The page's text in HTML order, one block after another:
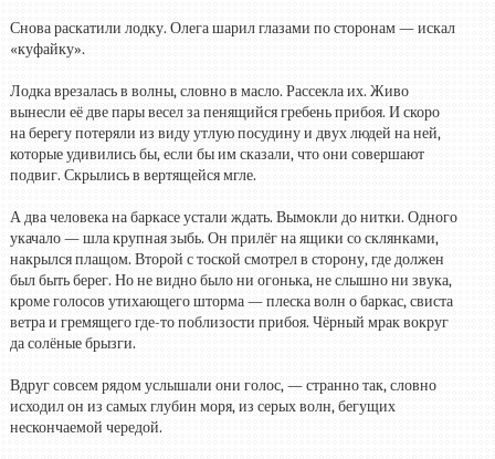
Снова раскатили лодку. Олега шарил глазами по сторонам — искал
«куфайку».
Лодка врезалась в волны, словно в масло. Рассекла их. Живо
вынесли её две пары весел за пенящийся гребень прибоя. И скоро
на берегу потеряли из виду утлую посудину и двух людей на ней,
которые удивились бы, если бы им сказали, что они совершают
подвиг. Скрылись в вертящейся мгле.
А два человека на баркасе устали ждать. Вымокли до нитки. Одного
укачало — шла крупная зыбь. Он прилёг на ящики со склянками,
накрылся плащом. Второй с тоской смотрел в сторону, где должен
был быть берег. Но не видно было ни огонька, не слышно ни звука,
кроме голосов утихающего шторма — плеска волн о баркас, свиста
ветра и гремящего где-то поблизости прибоя. Чёрный мрак вокруг
да солёные брызги.
Вдруг совсем рядом услышали они голос, — странно так, словно
исходил он из самых глубин моря, из серых волн, бегущих
нескончаемой чередой.